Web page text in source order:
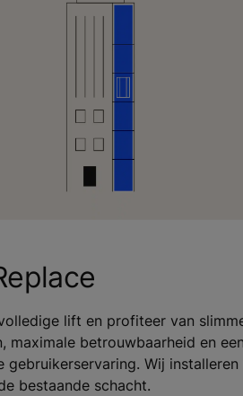
lift en profiteer van
maximale betrouwbaarheid en een
gebruikerservaring. Wij installeren
bestaande schacht.